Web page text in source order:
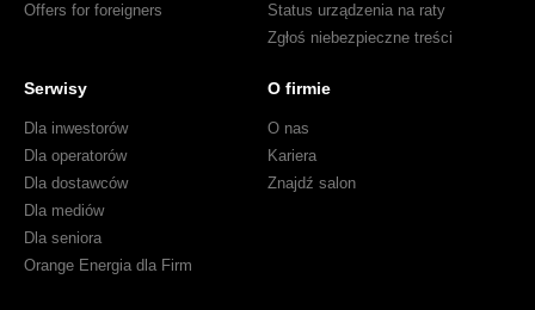
Offers for foreigners
Status urządzenia na raty
Zgłoś niebezpieczne treści
Serwisy
Dla inwestorów
Dla operatorów
Dla dostawców
Dla mediów
Dla seniora
Orange Energia dla Firm
O firmie
O nas
Kariera
Znajdź salon